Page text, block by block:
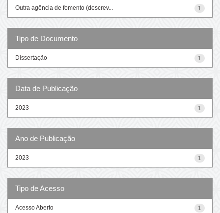
1
Outra agência de fomento (descrev...
Tipo de Documento
1
Dissertação
Data de Publicação
1
2023
Ano de Publicação
1
2023
Tipo de Acesso
1
Acesso Aberto